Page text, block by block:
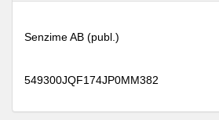
Senzime AB (publ.)
549300JQF174JP0MM382